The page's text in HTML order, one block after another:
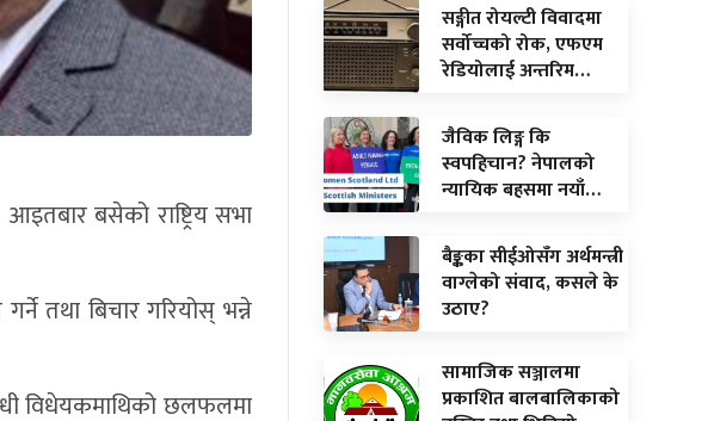
बसेको राष्ट्रिय सभा
तथा बिचार गरियोस् भन्ने
विधेयकमाथिको छलफलमा
सङ्गीत रोयल्टी विवादमा
सर्वोच्चको रोक, एफएम
रेडियोलाई अन्तरिम…
जैविक लिङ्ग कि
स्वपहिचान? नेपालको
न्यायिक बहसमा नयाँ…
बैङ्कका सीईओसँग अर्थमन्त्री
वाग्लेको संवाद, कसले के
उठाए?
सामाजिक सञ्जालमा
प्रकाशित बालबालिकाको